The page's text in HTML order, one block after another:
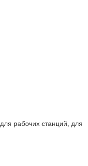
рабочих станций, для